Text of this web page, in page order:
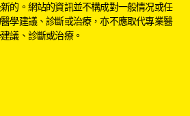
的。網站的資訊並不構成對一般情况或任
學建議、診斷或治療，亦不應取代專業醫
議、診斷或治療。